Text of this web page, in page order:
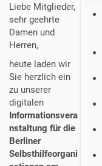
h
t
t
p
:
/
/
w
w
w
.
s
Liebe Mitglieder,
sehr geehrte
Damen und
Herren,
heute laden wir
Sie herzlich ein
zu unserer
digitalen
Informationsvera
nstaltung für die
Berliner
Selbsthilfeorgani